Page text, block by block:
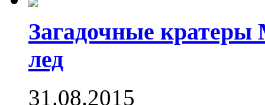
Загадочные
лед
31.08.2015